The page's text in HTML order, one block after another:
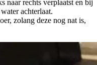
naar rechts verplaatst en bij
achterlaat.
zolang deze nog nat is,